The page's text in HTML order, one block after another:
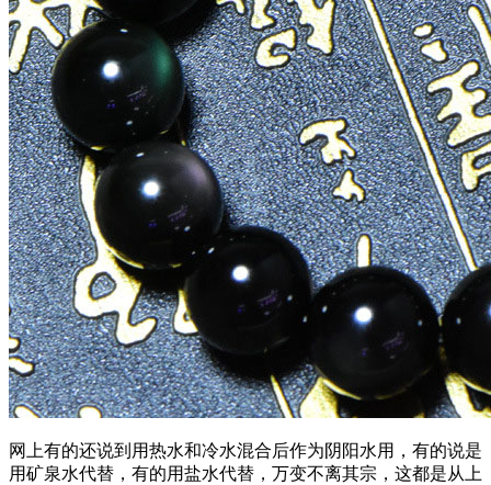
网上有的还说到用热水和冷水混合后作为阴阳水用，有的说是
用矿泉水代替，有的用盐水代替，万变不离其宗，这都是从上